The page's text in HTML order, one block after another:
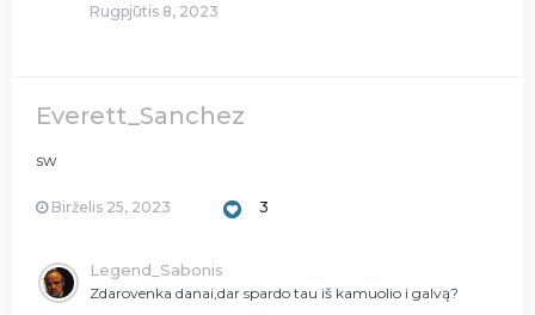
Rugpjūtis 8, 2023
Everett_Sanchez
sw
Birželis 25, 2023 3
Legend_Sabonis
Zdarovenka danai,dar spardo tau iš kamuolio i galvą?